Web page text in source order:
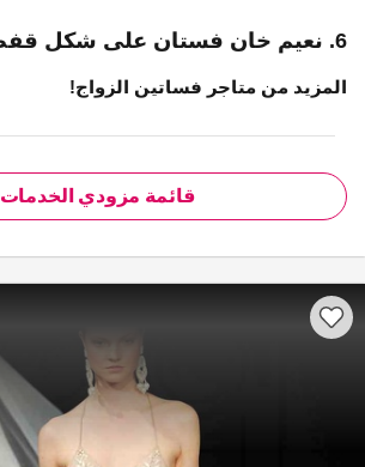
6. نعيم خان فستان على شكل قفطان
المزيد من متاجر فساتين الزواج!
قائمة مزودي الخدمات